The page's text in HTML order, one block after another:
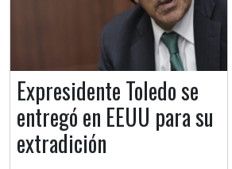
Expresidente Toledo se
entregó en EEUU para su
extradición